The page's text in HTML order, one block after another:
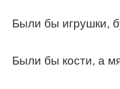
Были бы игрушки,
Были бы кости, а